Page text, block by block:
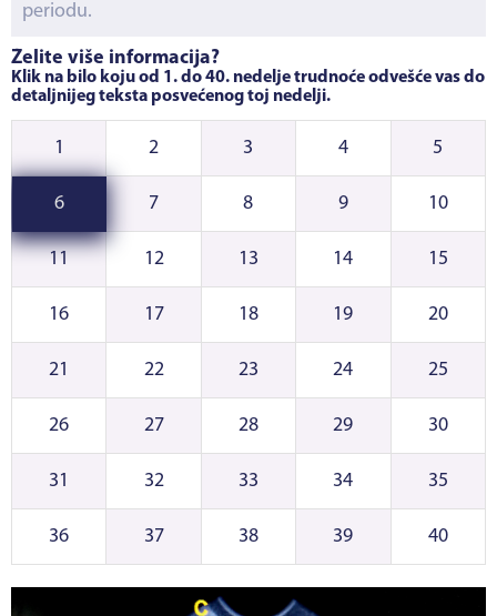
periodu.
Želite više informacija?
Klik na bilo koju od 1. do 40. nedelje trudnoće odvešće vas do
detaljnijeg teksta posvećenog toj nedelji.
1 2 3 4 5
6 7 8 9 10
11 12 13 14 15
16 17 18 19 20
21 22 23 24 25
26 27 28 29 30
31 32 33 34 35
36 37 38 39 40